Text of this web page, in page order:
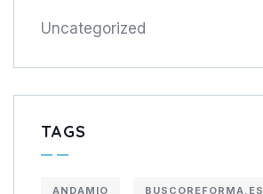
Uncategorized
TAGS
ANDAMIO BUSCOREFORMA.ES